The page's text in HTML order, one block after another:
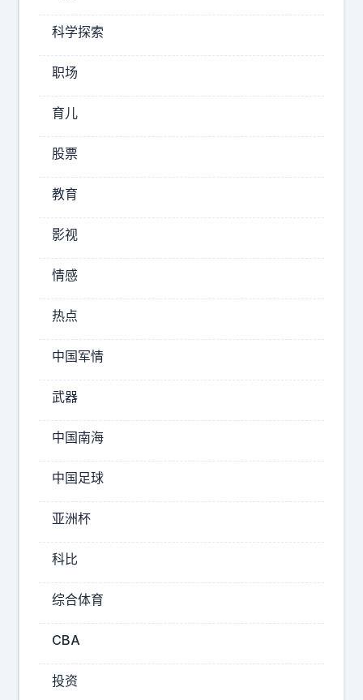
人
着
了
.
.
2026-
08-
06
21:45
列
槐
夜
谈
娱
乐
终
于
道
什
么
这
么
多
标
签
：
浙
江
科学探索
职场
育儿
股票
教育
影视
情感
热点
中国军情
武器
中国南海
中国足球
亚洲杯
科比
综合体育
CBA
投资